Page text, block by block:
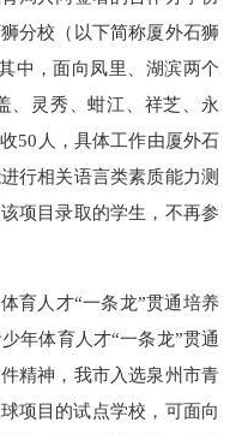
分校（以下简称厦外石狮
中，面向凤里、湖滨两个
、灵秀、蚶江、祥芝、永
50人，具体工作由厦外石
行相关语言类素质能力测
项目录取的学生，不再参
人才“一条龙”贯通培养
年体育人才“一条龙”贯通
精神，我市入选泉州市青
项目的试点学校，可面向